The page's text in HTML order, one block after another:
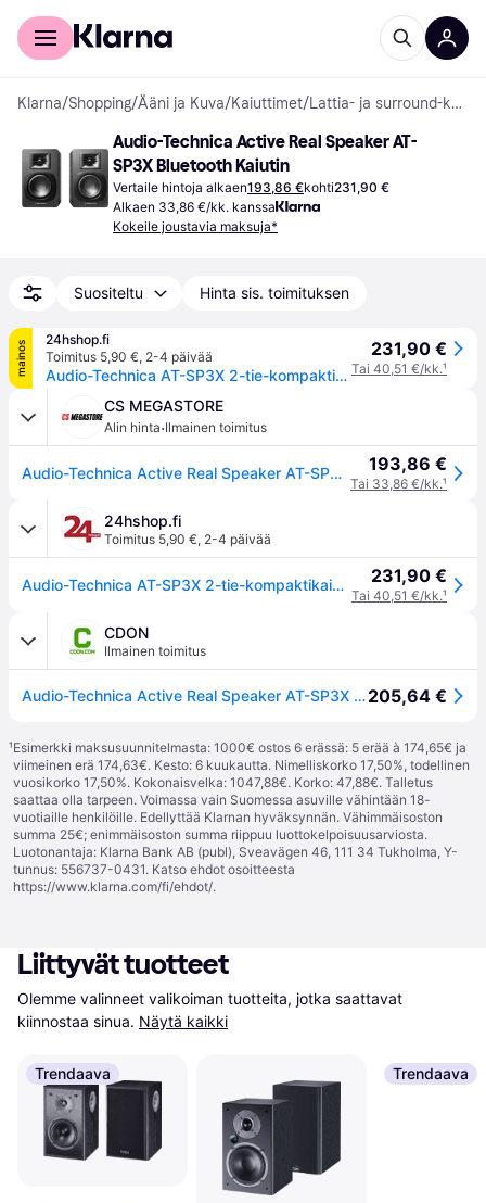
Kuluttajille
Klarna/Shopping/Ääni ja Kuva/Kaiuttimet/ Lattia- ja surround-kaiuttimet
Audio-Technica Active Real Speaker AT-
SP3X Bluetooth Kaiutin
Vertaile hintoja alkaen193,86 €kohti231,90 €
Alkaen 33,86 €/kk. kanssa
Kokeile joustavia maksuja*
Suositeltu Hinta sis. toimituksen
mainos
24hshop.fi
Toimitus 5,90 €, 2-4 päivää
Audio-Technica AT-SP3X 2-tie-kompaktikaiutin, musta
231,90 €
Tai 40,51 €/kk.¹
CS MEGASTORE
Alin hinta·Ilmainen toimitus
Audio-Technica Active Real Speaker AT-SP3X musta Bluetooth - kaiutin - kaiutin 193,86 €
Tai 33,86 €/kk.¹
24hshop.fi
Toimitus 5,90 €, 2-4 päivää
Audio-Technica AT-SP3X 2-tie-kompaktikaiutin, musta 231,90 €
Tai 40,51 €/kk.¹
CDON
Ilmainen toimitus
Audio-Technica Active Real Speaker AT-SP3X musta Bluetooth - kaiutin - kaiutin205,64 €
¹Esimerkki maksusuunnitelmasta: 1000€ ostos 6 erässä: 5 erää à 174,65€ ja
viimeinen erä 174,63€. Kesto: 6 kuukautta. Nimelliskorko 17,50%, todellinen
vuosikorko 17,50%. Kokonaisvelka: 1047,88€. Korko: 47,88€. Talletus
saattaa olla tarpeen. Voimassa vain Suomessa asuville vähintään 18-
vuotiaille henkilöille. Edellyttää Klarnan hyväksynnän. Vähimmäisoston
summa 25€; enimmäisoston summa riippuu luottokelpoisuusarviosta.
Luotonantaja: Klarna Bank AB (publ), Sveavägen 46, 111 34 Tukholma, Y-
tunnus: 556737-0431. Katso ehdot osoitteesta
https://www.klarna.com/fi/ehdot/.
Liittyvät tuotteet
Olemme valinneet valikoiman tuotteita, jotka saattavat
kiinnostaa sinua. Näytä kaikki
Trendaava Trendaava